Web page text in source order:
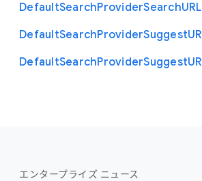
DefaultSearchProviderSearchURL
DefaultSearchProviderSuggestUR
DefaultSearchProviderSuggestUR
エンタープライズ ニュース